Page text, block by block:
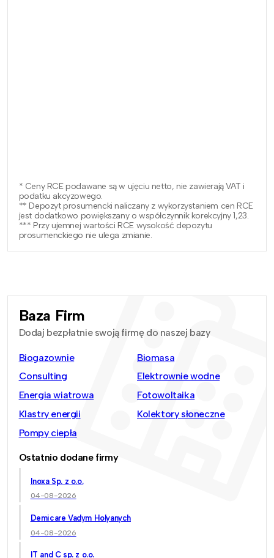
* Ceny RCE podawane są w ujęciu netto, nie zawierają VAT i
podatku akcyzowego.
** Depozyt prosumencki naliczany z wykorzystaniem cen RCE
jest dodatkowo powiększany o współczynnik korekcyjny 1,23.
*** Przy ujemnej wartości RCE wysokość depozytu
prosumenckiego nie ulega zmianie.
Baza Firm
Dodaj bezpłatnie swoją firmę do naszej bazy
Biogazownie
Biomasa
Consulting
Elektrownie wodne
Energia wiatrowa
Fotowoltaika
Klastry energii
Kolektory słoneczne
Pompy ciepła
Ostatnio dodane firmy
Inoxa Sp. z o.o.
04-08-2026
Demicare Vadym Holyanych
04-08-2026
IT and C sp. z o.o.